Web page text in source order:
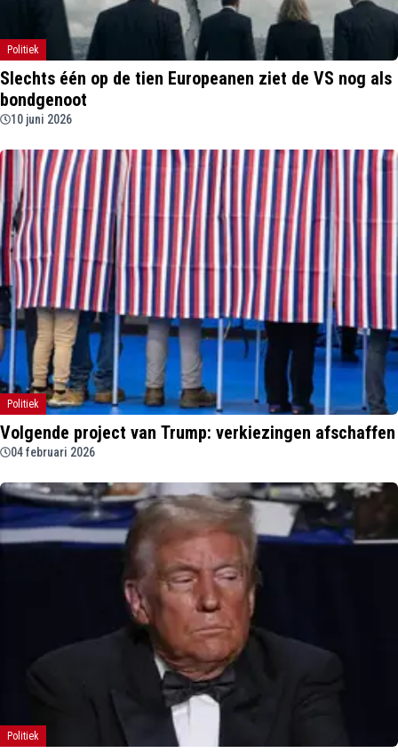
Politiek
Slechts één op de tien Europeanen ziet de VS nog als
bondgenoot
10 juni 2026
Politiek
Volgende project van Trump: verkiezingen afschaffen
04 februari 2026
Politiek